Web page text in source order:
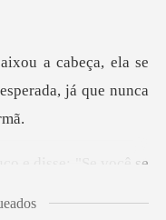
a se
já
e disse: "Se